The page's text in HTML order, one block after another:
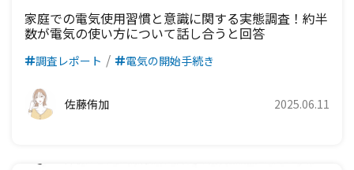
家庭での電気使用習慣と意識に関する実態調査！約半
数が電気の使い方について話し合うと回答
調査レポート 電気の開始手続き
佐藤侑加 2025.06.11